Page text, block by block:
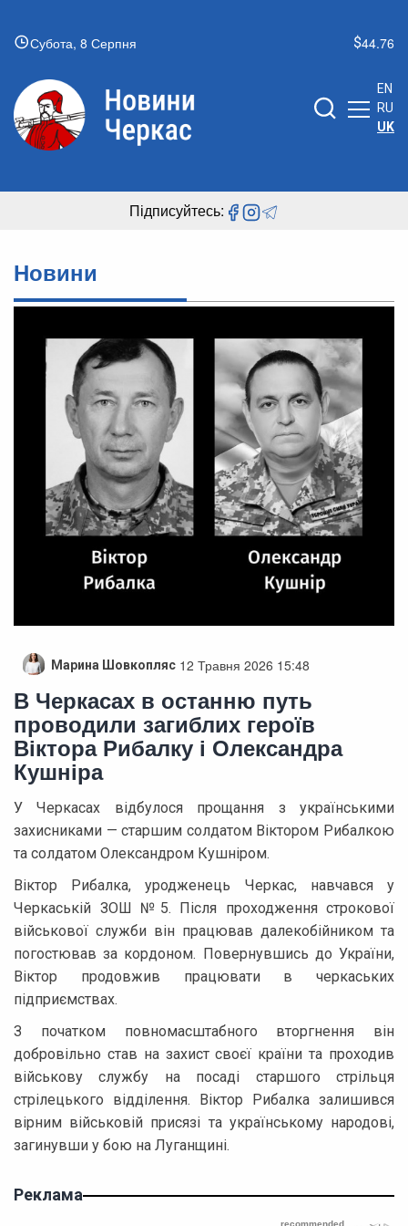
Субота, 8 Серпня 44.76
EN
RU
UK
Підписуйтесь:
Новини
Марина Шовкопляс 12 Травня 2026 15:48
В Черкасах в останню путь
проводили загиблих героїв
Віктора Рибалку і Олександра
Кушніра
У Черкасах відбулося прощання з українськими
захисниками — старшим солдатом Віктором Рибалкою
та солдатом Олександром Кушніром.
Віктор Рибалка, уродженець Черкас, навчався у
Черкаській ЗОШ №5. Після проходження строкової
військової служби він працював далекобійником та
погостював за кордоном. Повернувшись до України,
Віктор продовжив працювати в черкаських
підприємствах.
З початком повномасштабного вторгнення він
добровільно став на захист своєї країни та проходив
військову службу на посаді старшого стрільця
стрілецького відділення. Віктор Рибалка залишився
вірним військовій присязі та українському народові,
загинувши у бою на Луганщині.
Реклама